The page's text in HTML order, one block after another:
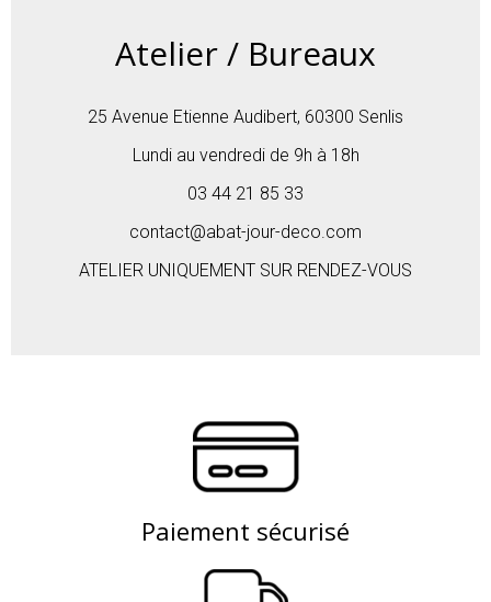
Atelier / Bureaux
25 Avenue Etienne Audibert, 60300 Senlis
Lundi au vendredi de 9h à 18h
03 44 21 85 33
contact@abat-jour-deco.com
ATELIER UNIQUEMENT SUR RENDEZ-VOUS
Paiement sécurisé